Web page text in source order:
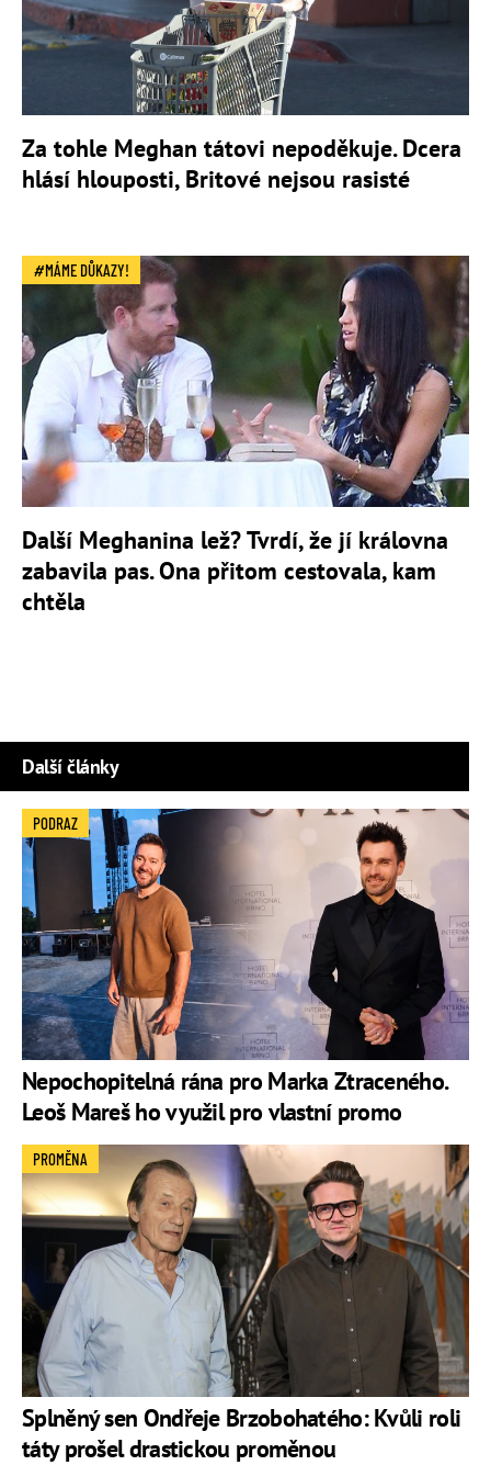
Za tohle Meghan tátovi nepoděkuje. Dcera
hlásí hlouposti, Britové nejsou rasisté
MÁME DŮKAZY!
Další Meghanina lež? Tvrdí, že jí královna
zabavila pas. Ona přitom cestovala, kam
chtěla
Další články
Nepochopitelná rána pro Marka Ztraceného.
Leoš Mareš ho využil pro vlastní promo
PODRAZ
Splněný sen Ondřeje Brzobohatého: Kvůli roli
táty prošel drastickou proměnou
PROMĚNA